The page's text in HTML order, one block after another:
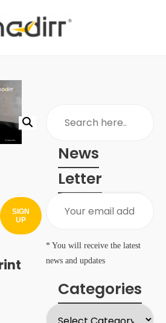
News
Letter
SIGN
UP
* You will receive the latest
news and updates
Categories